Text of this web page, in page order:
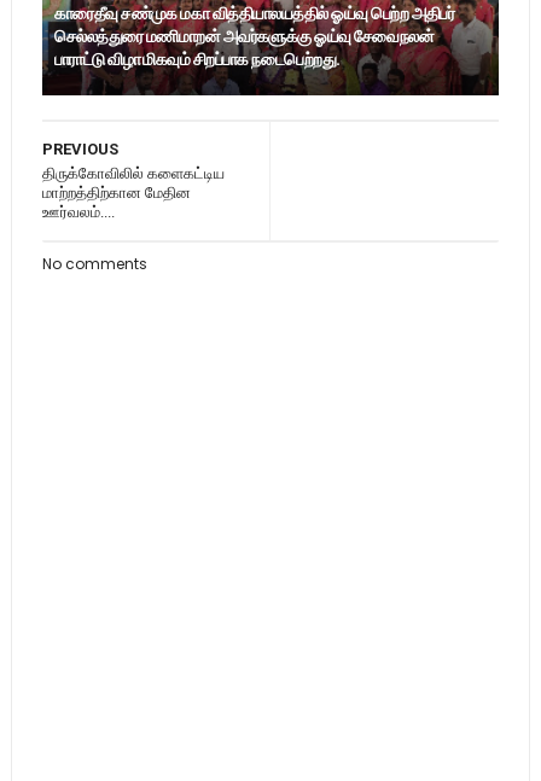
காரைதீவு சண்முக மகா வித்தியாலயத்தில் ஓய்வு பெற்ற அதிபர்
செல்லத்துரை மணிமாறன் அவர்களுக்கு ஓய்வு சேவைநலன்
பாராட்டு விழா மிகவும் சிறப்பாக நடைபெற்றது.
PREVIOUS
திருக்கோவிலில் களைகட்டிய
மாற்றத்திற்கான மேதின
ஊர்வலம்....
No comments